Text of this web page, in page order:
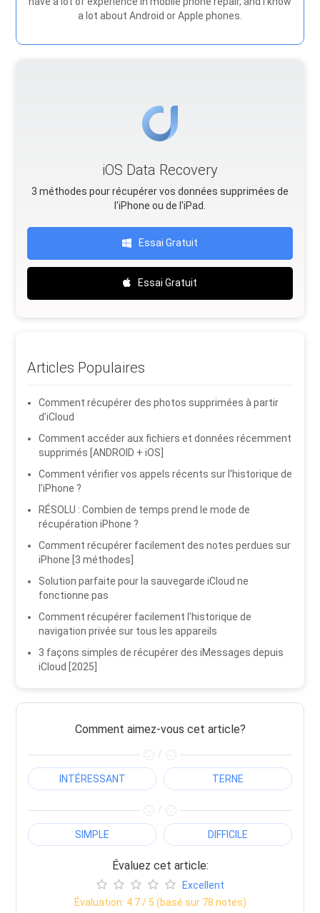
a lot about Android or Apple phones.
iOS Data Recovery
3 méthodes pour récupérer vos données supprimées de
l'iPhone ou de l'iPad.
Essai Gratuit
Essai Gratuit
Articles Populaires
Comment récupérer des photos supprimées à partir
d'iCloud
Comment accéder aux fichiers et données récemment
supprimés [ANDROID + iOS]
Comment vérifier vos appels récents sur l'historique de
l'iPhone ?
RÉSOLU : Combien de temps prend le mode de
récupération iPhone ?
Comment récupérer facilement des notes perdues sur
iPhone [3 méthodes]
Solution parfaite pour la sauvegarde iCloud ne
fonctionne pas
Comment récupérer facilement l'historique de
navigation privée sur tous les appareils
3 façons simples de récupérer des iMessages depuis
iCloud [2025]
Comment aimez-vous cet article?
/
INTÉRESSANT TERNE
/
SIMPLE DIFFICILE
Évaluez cet article:
Excellent
Évaluation: 4.7/ 5 (basé sur 78 notes)